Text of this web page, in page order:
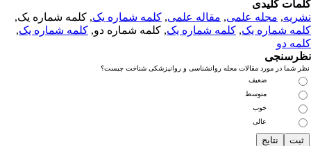
کلیدی
,مجله علمی, مقاله علمی, کلمه شماره یک, کلمه شماره یک,
شماره یک,کلمه شماره یک, کلمه شماره دو,کلمه شماره یک,
دو
شما در مورد مقالات مجله روانشناسی و روانپزشکی شناخت چیست؟
ضعیف
متوسط
خوب
عالی